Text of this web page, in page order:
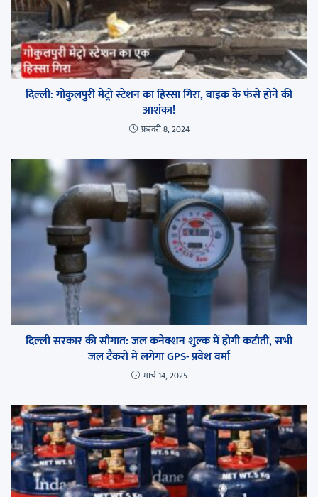
दिल्ली: गोकुलपुरी मेट्रो स्टेशन का हिस्सा गिरा, बाइक के फंसे होने की
आशंका!
फ़रवरी 8, 2024
दिल्ली सरकार की सौगात: जल कनेक्शन शुल्क में होगी कटौती, सभी
जल टैंकरों में लगेगा GPS- प्रवेश वर्मा
मार्च 14, 2025